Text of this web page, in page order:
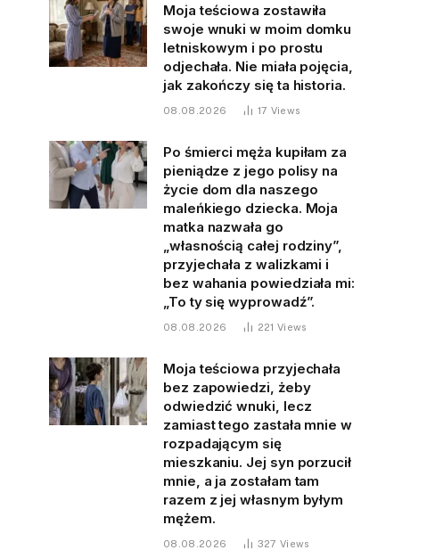
Moja teściowa zostawiła
swoje wnuki w moim domku
letniskowym i po prostu
odjechała. Nie miała pojęcia,
jak zakończy się ta historia.
08.08.2026 17 Views
Po śmierci męża kupiłam za
pieniądze z jego polisy na
życie dom dla naszego
maleńkiego dziecka. Moja
matka nazwała go
„własnością całej rodziny”,
przyjechała z walizkami i
bez wahania powiedziała mi:
„To ty się wyprowadź”.
08.08.2026 221 Views
Moja teściowa przyjechała
bez zapowiedzi, żeby
odwiedzić wnuki, lecz
zamiast tego zastała mnie w
rozpadającym się
mieszkaniu. Jej syn porzucił
mnie, a ja zostałam tam
razem z jej własnym byłym
mężem.
08.08.2026 327 Views